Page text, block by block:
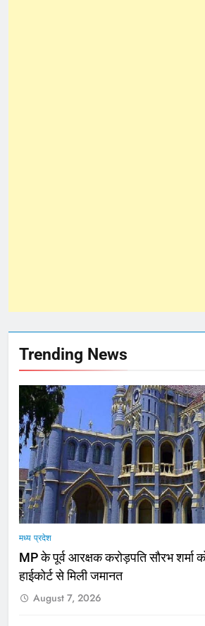
Trending News
मध्य प्रदेश
MP के पूर्व आरक्षक करोड़पति सौरभ शर्मा
हाईकोर्ट से मिली जमानत
August 7, 2026